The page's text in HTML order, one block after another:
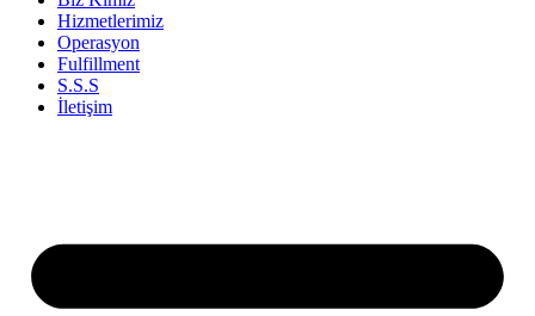
Hizmetlerimiz
Operasyon
Fulfillment
S.S.S
İletişim